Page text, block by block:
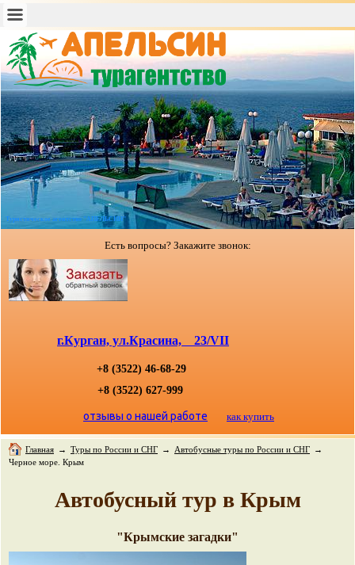
Туристическое агентство "АПЕЛЬСИН"
Есть вопросы? Закажите звонок:
г.Курган, ул.Красина, 23/VII
+8 (3522) 46-68-29
+8 (3522) 627-999
отзывы о нашей работе как купить
Главная → Туры по России и СНГ → Автобусные туры по России и СНГ →
Черное море. Крым
Автобусный тур в Крым
"Крымские загадки"